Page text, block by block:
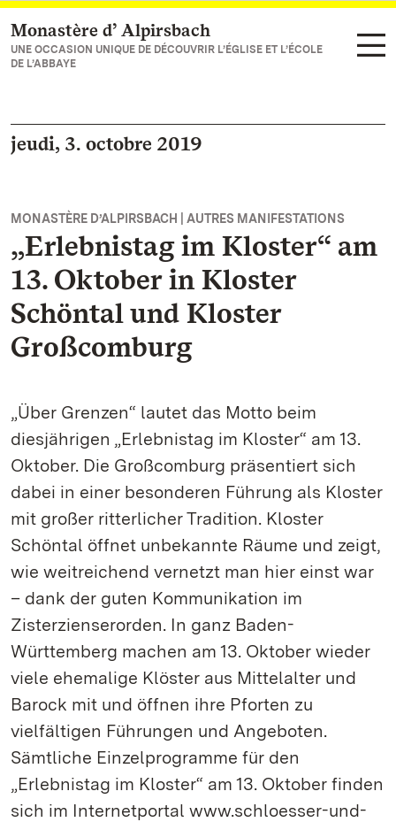
Vers la page d’accueil
Monastère d’ Alpirsbach
UNE OCCASION UNIQUE DE DÉCOUVRIR L’ÉGLISE ET L’ÉCOLE
DE L’ABBAYE
jeudi, 3. octobre 2019
MONASTÈRE D’ALPIRSBACH | AUTRES MANIFESTATIONS
„Erlebnistag im Kloster“ am
13. Oktober in Kloster
Schöntal und Kloster
Großcomburg
„Über Grenzen“ lautet das Motto beim
diesjährigen „Erlebnistag im Kloster“ am 13.
Oktober. Die Großcomburg präsentiert sich
dabei in einer besonderen Führung als Kloster
mit großer ritterlicher Tradition. Kloster
Schöntal öffnet unbekannte Räume und zeigt,
wie weitreichend vernetzt man hier einst war
– dank der guten Kommunikation im
Zisterzienserorden. In ganz Baden-
Württemberg machen am 13. Oktober wieder
viele ehemalige Klöster aus Mittelalter und
Barock mit und öffnen ihre Pforten zu
vielfältigen Führungen und Angeboten.
Sämtliche Einzelprogramme für den
„Erlebnistag im Kloster“ am 13. Oktober finden
sich im Internetportal www.schloesser-und-